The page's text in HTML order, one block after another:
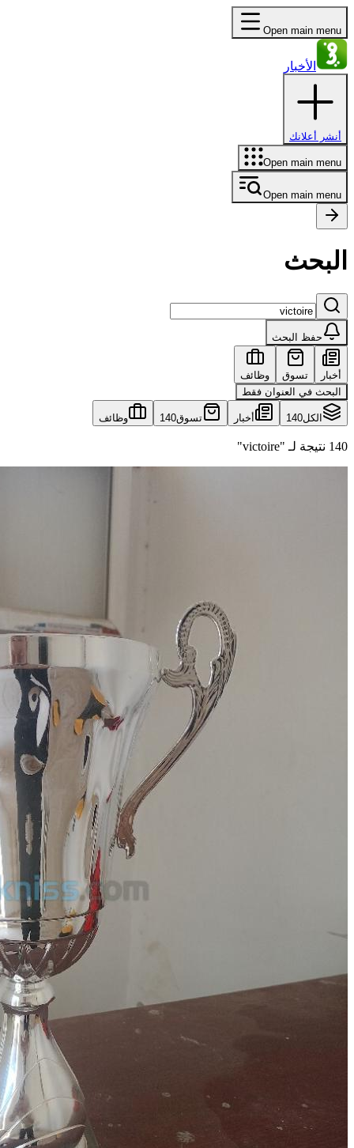
Open main menu
الأخبار
أنشر أعلانك
Open main menu
Open main menu
البحث
حفظ البحث
أخبار تسوق
وظائف
البحث في العنوان فقط
الكل140 أخبار تسوق140 وظائف
140 نتيجة لـ "victoire"